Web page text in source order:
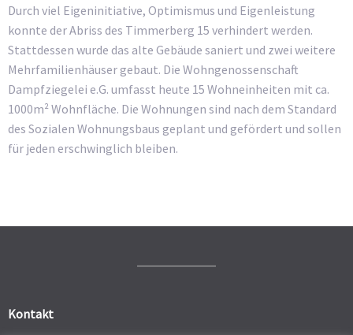
Durch viel Eigeninitiative, Optimismus und Eigenleistung
konnte der Abriss des Timmerberg 15 verhindert werden.
Stattdessen wurde das alte Gebäude saniert und zwei weitere
Mehrfamilienhäuser gebaut. Die Wohngenossenschaft
Dampfziegelei e.G. umfasst heute 15 Wohneinheiten mit ca.
1000m² Wohnfläche. Die Wohnungen sind nach dem Standard
des Sozialen Wohnungsbaus geplant und gefördert und sollen
für jeden erschwinglich bleiben.
Kontakt